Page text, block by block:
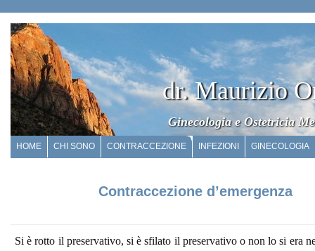
dr. Maurizio
Ginecologia e Ostetricia
HOME CHI SONO CONTRACCEZIONE INFEZIONI GINECOLOGIA
Contraccezione d’emergenza
Si è rotto il preservativo, si è sfilato il preservativo o non lo si era